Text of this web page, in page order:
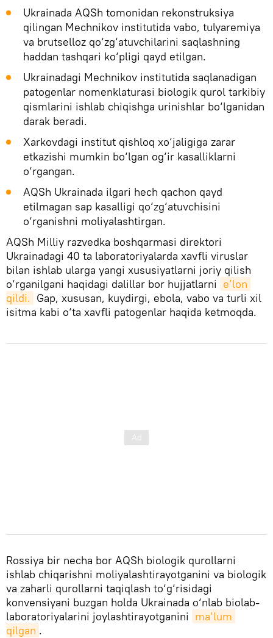
Ukrainada AQSh tomonidan rekonstruksiya
qilingan Mechnikov institutida vabo, tulyaremiya
va brutselloz qo‘zg‘atuvchilarini saqlashning
haddan tashqari ko‘pligi qayd etilgan.
Ukrainadagi Mechnikov institutida saqlanadigan
patogenlar nomenklaturasi biologik qurol tarkibiy
qismlarini ishlab chiqishga urinishlar bo‘lganidan
darak beradi.
Xarkovdagi institut qishloq xo‘jaligiga zarar
etkazishi mumkin bo‘lgan og‘ir kasalliklarni
o‘rgangan.
AQSh Ukrainada ilgari hech qachon qayd
etilmagan sap kasalligi qo‘zg‘atuvchisini
o‘rganishni moliyalashtirgan.
AQSh Milliy razvedka boshqarmasi direktori
Ukrainadagi 40 ta laboratoriyalarda xavfli viruslar
bilan ishlab ularga yangi xususiyatlarni joriy qilish
o‘rganilgani haqidagi dalillar bor hujjatlarni e’lon
qildi. Gap, xususan, kuydirgi, ebola, vabo va turli xil
isitma kabi o‘ta xavfli patogenlar haqida ketmoqda.
Rossiya bir necha bor AQSh biologik qurollarni
ishlab chiqarishni moliyalashtirayotganini va biologik
va zaharli qurollarni taqiqlash to‘g‘risidagi
konvensiyani buzgan holda Ukrainada o‘nlab biolab-
laboratoriyalarini joylashtirayotganini ma’lum
qilgan .